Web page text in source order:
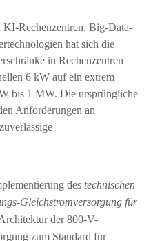
Rechenzentren, Big-Data-
hat sich die
in Rechenzentren
6 kW auf ein extrem
bis 1 MW. Die ursprüngliche
Anforderungen an
des technischen
Gleichstromversorgung für
der 800-V-
zum Standard für